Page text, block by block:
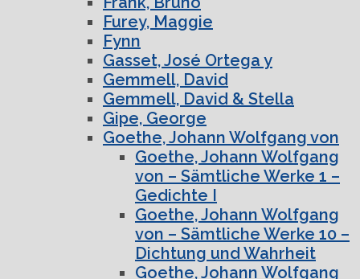
Furey, Maggie
Fynn
Gasset, José Ortega y
Gemmell, David
Gemmell, David & Stella
Gipe, George
Goethe, Johann Wolfgang von
Goethe, Johann Wolfgang
von – Sämtliche Werke 1 –
Gedichte I
Goethe, Johann Wolfgang
von – Sämtliche Werke 10 –
Dichtung und Wahrheit
Goethe, Johann Wolfgang